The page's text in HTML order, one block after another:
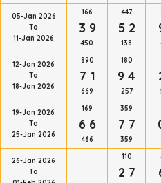
05-Jan 2026
To
11-Jan 2026
166
3 9
450
447
5 2
138
12-Jan 2026
To
18-Jan 2026
890
7 1
669
180
9 4
257
19-Jan 2026
To
25-Jan 2026
169
6 6
466
359
7 7
359
26-Jan 2026
To
110
2 7